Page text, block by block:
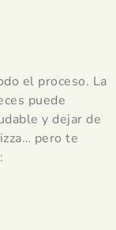
el proceso. La
puede
y dejar de
pero te